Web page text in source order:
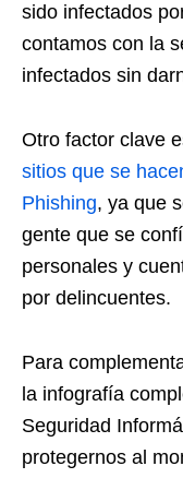
sido infectados
contamos con la
infectados sin
Otro factor clave
sitios que se
Phishing, ya que
gente que se
personales y
por delincuentes.
Para
la infografía
Seguridad
protegernos al